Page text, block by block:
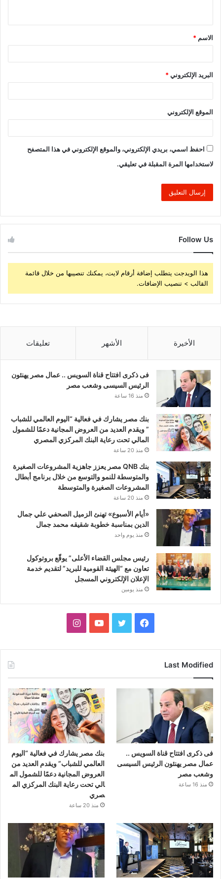
ق
*
الاسم *
البريد الإلكتروني*
الموقع الإلكتروني
احفظ اسمي، بريدي الإلكتروني، والموقع الإلكتروني في هذا المتصفح
لاستخدامها المرة المقبلة في تعليقي.
Follow Us
هذا الويدجت يتطلب إضافة أرقام لايت، يمكنك تنصيبها من خلال قائمة
القالب > تنصيب الإضافات.
الأخيرة الأشهر تعليقات
فى ذكرى افتتاح قناة السويس .. عمال مصر يهنئون
الرئيس السيسى وشعب مصر
منذ 16 ساعة
بنك مصر يشارك في فعالية “اليوم العالمي للشباب
” ويقدم العديد من العروض المجانية دعمًا للشمول
المالي تحت رعاية البنك المركزي المصري
منذ 20 ساعة
بنك QNB مصر يعزز جاهزية المشروعات الصغيرة
والمتوسطة للنمو والتوسع من خلال برنامج أبطال
المشروعات الصغيرة والمتوسطة
منذ 20 ساعة
«أيام الأسبوع» تهنئ الزميل الصحفي علي جمال
الدين بمناسبة خطوبة شقيقه محمد جمال
منذ يوم واحد
رئيس مجلس القضاء الأعلى” يوقّع بروتوكول
تعاون مع “الهيئة القومية للبريد” لتقديم خدمة
الإعلان الإلكتروني المسجل
منذ يومين
فيسبوك تويتر يوتيوبانستقرام
Last Modified
فى ذكرى افتتاح قناة السويس ..
عمال مصر يهنئون الرئيس السيسى
وشعب مصر
منذ 16 ساعة
بنك مصر يشارك في فعالية “اليوم
العالمي للشباب” ويقدم العديد من
العروض المجانية دعمًا للشمول الم
الي تحت رعاية البنك المركزي الم
صري
منذ 20 ساعة